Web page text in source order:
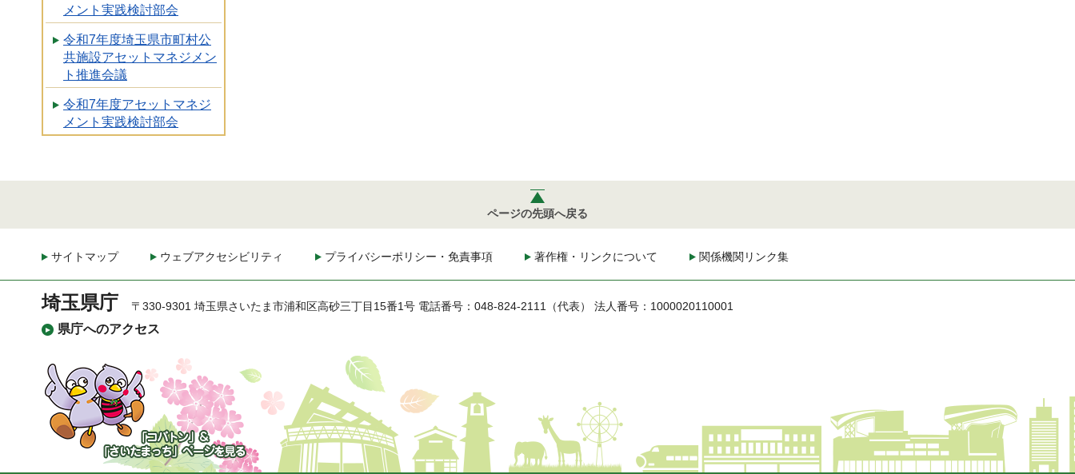
メント実践検討部会
令和7年度埼玉県市町村公
共施設アセットマネジメン
ト推進会議
令和7年度アセットマネジ
メント実践検討部会
ページの先頭へ戻る
サイトマップ ウェブアクセシビリティ プライバシーポリシー・免責事項 著作権・リンクについて 関係機関リンク集
埼玉県庁
県庁へのアクセス
〒330-9301 埼玉県さいたま市浦和区高砂三丁目15番1号 電話番号：048-824-2111（代表） 法人番号：1000020110001
「コバトン」&「さいた
まっち」